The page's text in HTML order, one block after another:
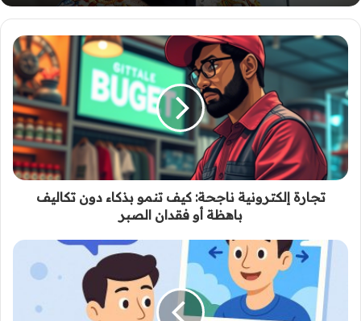
تجارة إلكترونية ناجحة: كيف تنمو بذكاء دون تكاليف
باهظة أو فقدان الصبر